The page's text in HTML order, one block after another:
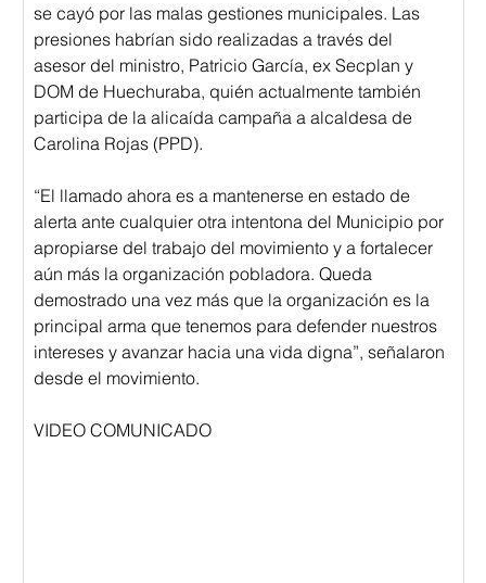
se cayó por las malas gestiones municipales. Las
presiones habrían sido realizadas a través del
asesor del ministro, Patricio García, ex Secplan y
DOM de Huechuraba, quién actualmente también
participa de la alicaída campaña a alcaldesa de
Carolina Rojas (PPD).
“El llamado ahora es a mantenerse en estado de
alerta ante cualquier otra intentona del Municipio por
apropiarse del trabajo del movimiento y a fortalecer
aún más la organización pobladora. Queda
demostrado una vez más que la organización es la
principal arma que tenemos para defender nuestros
intereses y avanzar hacia una vida digna”, señalaron
desde el movimiento.
VIDEO COMUNICADO